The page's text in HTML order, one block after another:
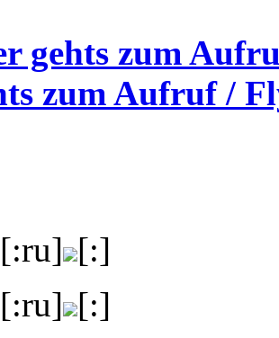
gehts zum
zum Aufruf /
[:ru] [:]
[:ru] [:]